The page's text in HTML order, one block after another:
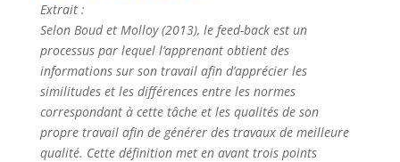
Extrait :
Selon Boud et Molloy (2013), le feed-back est un
processus par lequel l’apprenant obtient des
informations sur son travail afin d’apprécier les
similitudes et les différences entre les normes
correspondant à cette tâche et les qualités de son
propre travail afin de générer des travaux de meilleure
qualité. Cette définition met en avant trois points